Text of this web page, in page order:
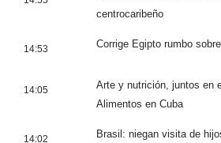
centrocaribeño
14:53 Corrige Egipto rumbo
14:05
Arte y nutrición, juntos en
Alimentos en Cuba
14:02
Brasil: niegan visita de